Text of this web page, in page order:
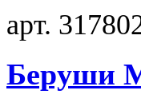
арт.
Беруши